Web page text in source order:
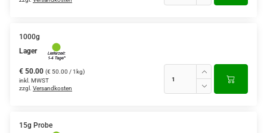
1000g
Lager
€ 50.00 (€ 50.00 / 1kg)
inkl. MWST
zzgl. Versandkosten
15g Probe